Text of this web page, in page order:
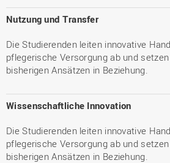
Nutzung und Transfer
Die Studierenden leiten innovative
pflegerische Versorgung ab und
bisherigen Ansätzen in Beziehung.
Wissenschaftliche Innovation
Die Studierenden leiten innovative
pflegerische Versorgung ab und
bisherigen Ansätzen in Beziehung.